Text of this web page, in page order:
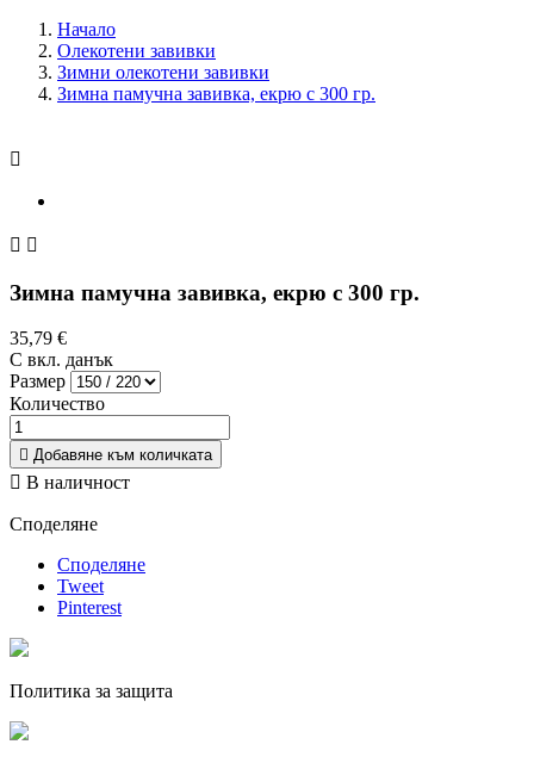
Начало
Олекотени завивки
Зимни олекотени завивки
Зимна памучна завивка, екрю с 300 гр.

 
Зимна памучна завивка, екрю с 300 гр.
35,79 €
С вкл. данък
Размер
Количество
 Добавяне към количката
 В наличност
Споделяне
Споделяне
Tweet
Pinterest
Политика за защита